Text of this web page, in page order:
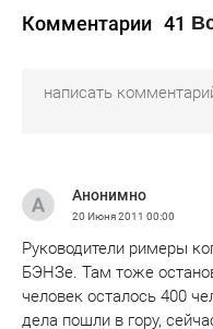
Комментарии 41
Анонимно
20 Июня 2011 00:00
Руководители римеры
БЭНЗе. Там тоже
человек осталось 400
дела пошли в гору,